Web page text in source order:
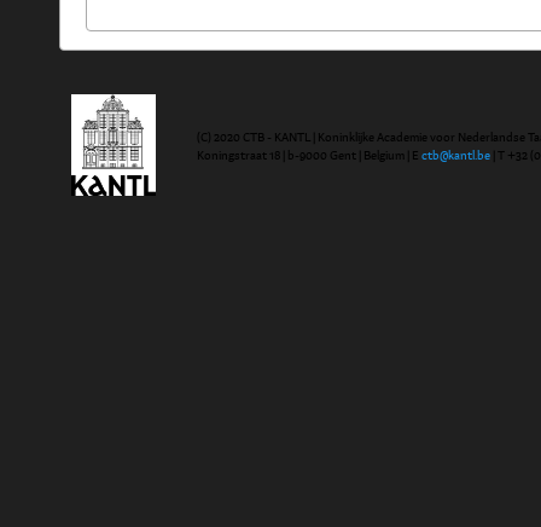
(C) 2020 CTB - KANTL | Koninklijke Academie voor Nederlandse
Koningstraat 18 | b-9000 Gent | Belgium | E ctb@kantl.be | T +32